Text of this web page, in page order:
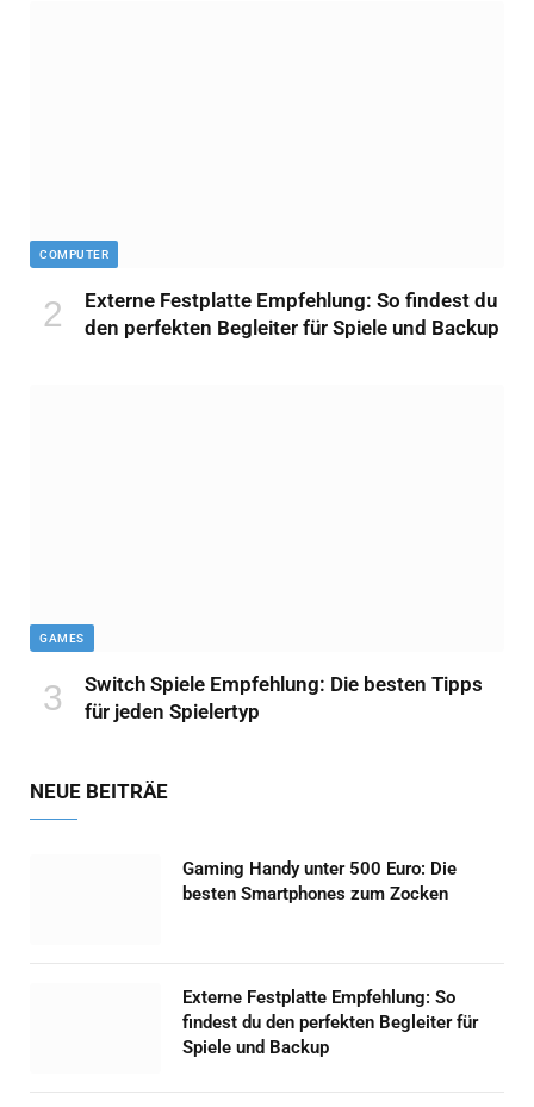
COMPUTER
Externe Festplatte Empfehlung: So findest du
den perfekten Begleiter für Spiele und Backup
GAMES
Switch Spiele Empfehlung: Die besten Tipps
für jeden Spielertyp
NEUE BEITRÄE
Gaming Handy unter 500 Euro: Die
besten Smartphones zum Zocken
Externe Festplatte Empfehlung: So
findest du den perfekten Begleiter für
Spiele und Backup